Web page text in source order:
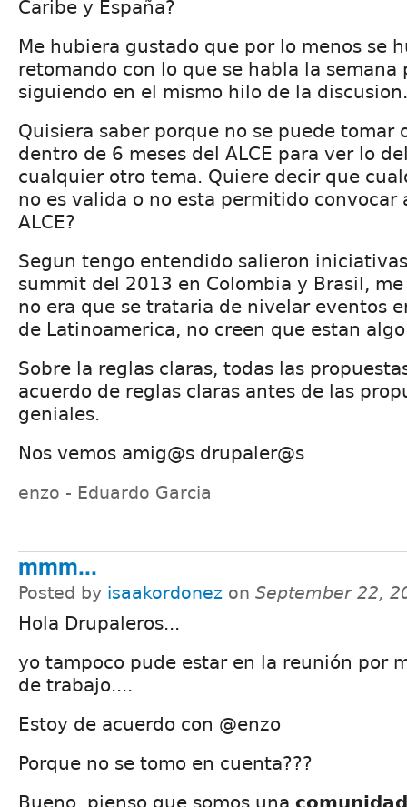
Caribe y España?
Me hubiera gustado que por lo menos se
retomando con lo que se habla la semana
siguiendo en el mismo hilo de la discusion.
Quisiera saber porque no se puede tomar
dentro de 6 meses del ALCE para ver lo
cualquier otro tema. Quiere decir que
no es valida o no esta permitido convocar
ALCE?
Segun tengo entendido salieron
summit del 2013 en Colombia y Brasil,
no era que se trataria de nivelar eventos
de Latinoamerica, no creen que estan
Sobre la reglas claras, todas las
acuerdo de reglas claras antes de las
geniales.
Nos vemos amig@s drupaler@s
enzo - Eduardo Garcia
mmm...
Posted by isaakordonez on September 22,
Hola Drupaleros...
yo tampoco pude estar en la reunión por
de trabajo....
Estoy de acuerdo con @enzo
Porque no se tomo en cuenta???
Bueno, pienso que somos una comunidad